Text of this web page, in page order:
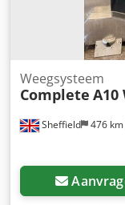
Sheffield 476 km
Weegsysteem
Complete A10